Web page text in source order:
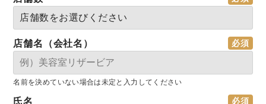
店舗名（会社名）
名前を決めていない場合は未定と入力してください
氏名